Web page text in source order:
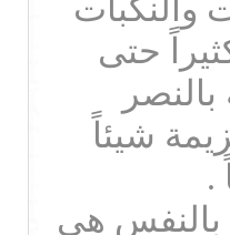
والنكبات
حتى
بالنصر
شيئاً
.
بالنفس هي